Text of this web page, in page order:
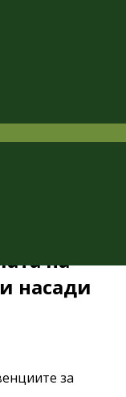
на
насади